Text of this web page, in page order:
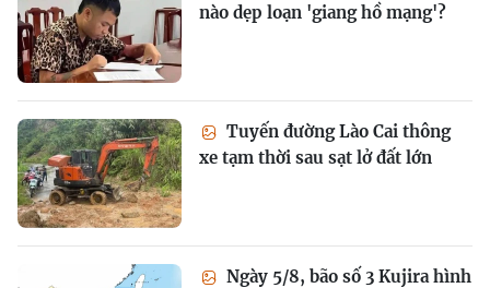
nào dẹp loạn 'giang hồ mạng'?
Tuyến đường Lào Cai thông
xe tạm thời sau sạt lở đất lớn
Ngày 5/8, bão số 3 Kujira hình